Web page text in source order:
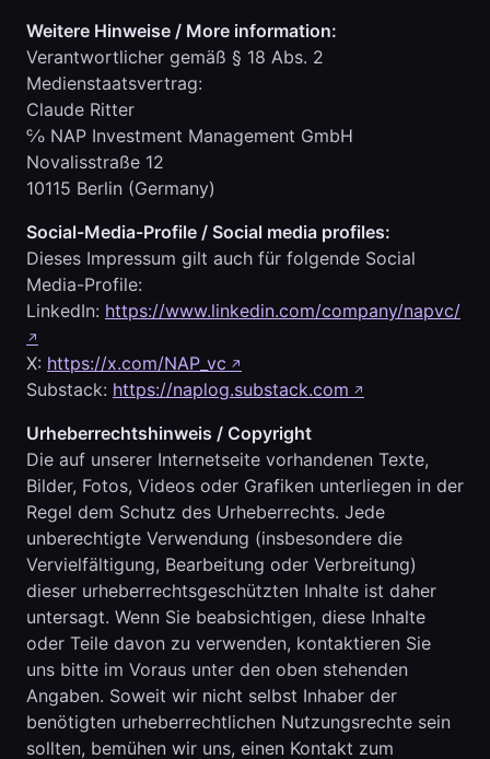
Weitere Hinweise / More information:
Verantwortlicher gemäß § 18 Abs. 2
Medienstaatsvertrag:
Claude Ritter
℅ NAP Investment Management GmbH
Novalisstraße 12
10115 Berlin (Germany)
Social-Media-Profile / Social media profiles:
Dieses Impressum gilt auch für folgende Social
Media-Profile:
LinkedIn: https://www.linkedin.com/company/napvc/
↗
X: https://x.com/NAP_vc ↗
Substack: https://naplog.substack.com ↗
Urheberrechtshinweis / Copyright
Die auf unserer Internetseite vorhandenen Texte,
Bilder, Fotos, Videos oder Grafiken unterliegen in der
Regel dem Schutz des Urheberrechts. Jede
unberechtigte Verwendung (insbesondere die
Vervielfältigung, Bearbeitung oder Verbreitung)
dieser urheberrechtsgeschützten Inhalte ist daher
untersagt. Wenn Sie beabsichtigen, diese Inhalte
oder Teile davon zu verwenden, kontaktieren Sie
uns bitte im Voraus unter den oben stehenden
Angaben. Soweit wir nicht selbst Inhaber der
benötigten urheberrechtlichen Nutzungsrechte sein
sollten, bemühen wir uns, einen Kontakt zum